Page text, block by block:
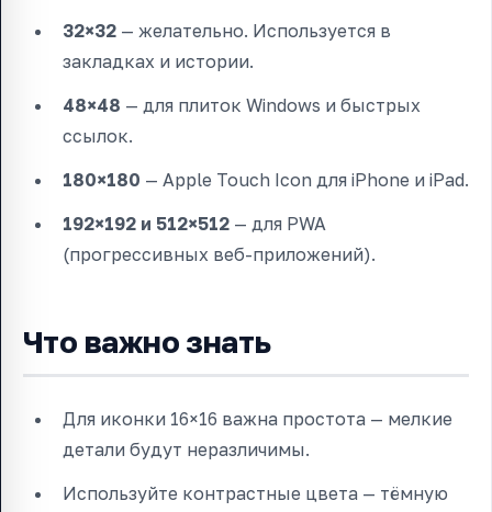
32×32 — желательно. Используется в
закладках и истории.
48×48 — для плиток Windows и быстрых
ссылок.
180×180 — Apple Touch Icon для iPhone и iPad.
192×192 и 512×512 — для PWA
(прогрессивных веб-приложений).
Что важно знать
Для иконки 16×16 важна простота — мелкие
детали будут неразличимы.
Используйте контрастные цвета — тёмную